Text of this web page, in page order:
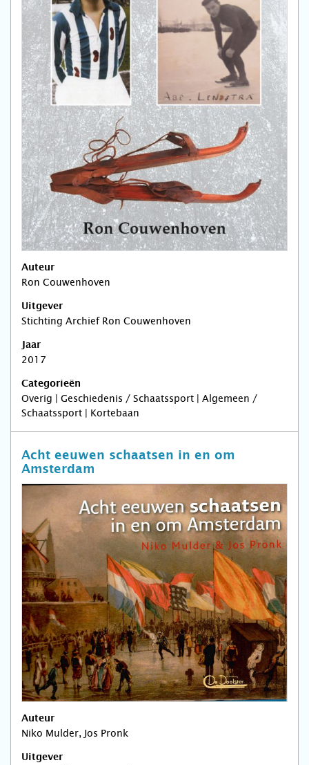
Auteur
Ron Couwenhoven
Uitgever
Stichting Archief Ron Couwenhoven
Jaar
2017
Categorieën
Overig | Geschiedenis / Schaatssport | Algemeen /
Schaatssport | Kortebaan
Acht eeuwen schaatsen in en om
Amsterdam
Auteur
Niko Mulder, Jos Pronk
Uitgever